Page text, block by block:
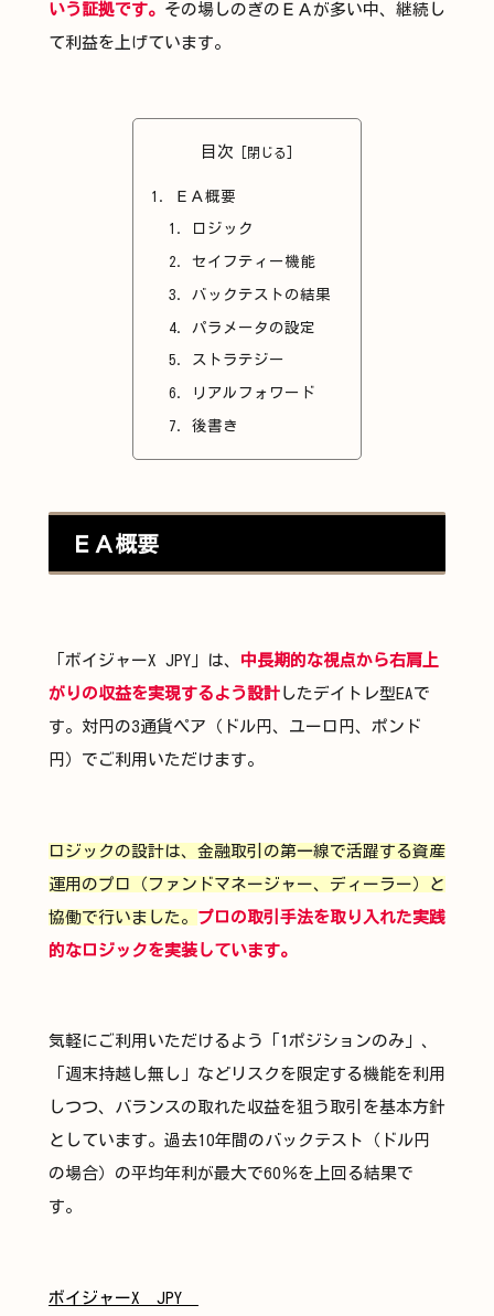
いう証拠です。 その場しのぎのＥＡが多い中、継続し
て利益を上げています。
目次
ＥＡ概要
ロジック
セイフティー機能
バックテストの結果
パラメータの設定
ストラテジー
リアルフォワード
後書き
ＥＡ概要
「ボイジャーX JPY」は、 中長期的な視点から右肩上
がりの収益を実現するよう設計 したデイトレ型EAで
す。対円の3通貨ペア（ドル円、ユーロ円、ポンド
円）でご利用いただけます。
ロジックの設計は、金融取引の第一線で活躍する資産
運用のプロ（ファンドマネージャー、ディーラー）と
協働で行いました。 プロの取引手法を取り入れた実践
的なロジックを実装しています。
気軽にご利用いただけるよう「1ポジションのみ」、
「週末持越し無し」などリスクを限定する機能を利用
しつつ、バランスの取れた収益を狙う取引を基本方針
としています。過去10年間のバックテスト（ドル円
の場合）の平均年利が最大で60％を上回る結果で
す。
ボイジャーX JPY